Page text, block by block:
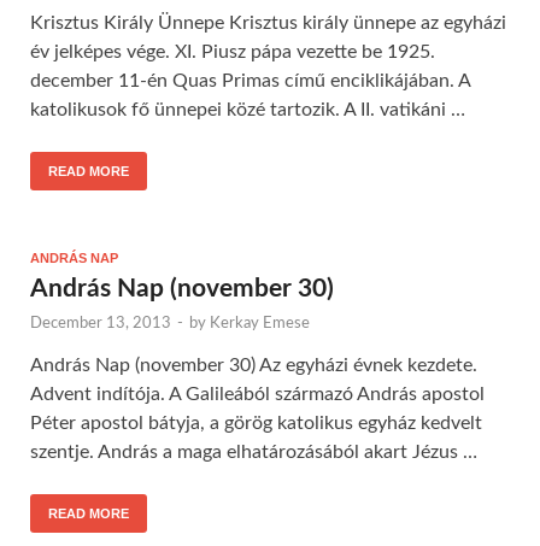
Krisztus Király Ünnepe Krisztus király ünnepe az egyházi
év jelképes vége. XI. Piusz pápa vezette be 1925.
december 11-én Quas Primas című enciklikájában. A
katolikusok fő ünnepei közé tartozik. A II. vatikáni …
READ MORE
ANDRÁS NAP
András Nap (november 30)
December 13, 2013 - by Kerkay Emese
András Nap (november 30) Az egyházi évnek kezdete.
Advent indítója. A Galileából származó András apostol
Péter apostol bátyja, a görög katolikus egyház kedvelt
szentje. András a maga elhatározásából akart Jézus …
READ MORE